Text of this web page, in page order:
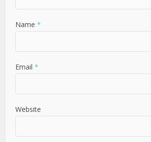
Name *
Email *
Website